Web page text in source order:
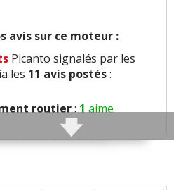
avis sur ce moteur :
Picanto signalés par les
les 11 avis postés:
routier:1aime
direction:1aime